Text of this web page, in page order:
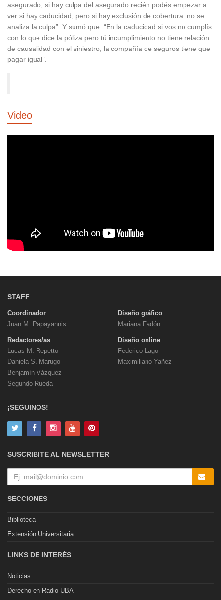
asegurado, si hay culpa del asegurado recién podés empezar a
ver si hay caducidad, pero si hay exclusión de cobertura, no se
analiza la culpa”. Y sumó que: “En la caducidad si vos no cumplís
con lo que dice la póliza pero tú incumplimiento no tiene relación
de causalidad con el siniestro, la compañía de seguros tiene que
pagar igual”.
Video
STAFF
Coordinador
Juan M. Papayannis
Redactores/as
Lucas M. Repetto
Daniela S. Marugo
Benjamín Vázquez
Segundo Rueda
Diseño gráfico
Mariana Fadón
Diseño online
Federico Lago
Maximiliano Yañez
¡SEGUINOS!
SUSCRIBITE AL NEWSLETTER
SECCIONES
Biblioteca
Extensión Universitaria
LINKS DE INTERÉS
Noticias
Derecho en Radio UBA